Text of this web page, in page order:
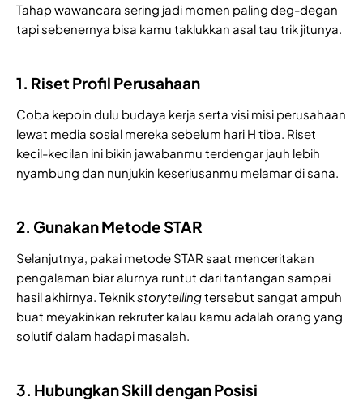
Tahap wawancara sering jadi momen paling deg-degan
tapi sebenernya bisa kamu taklukkan asal tau trik jitunya.
1. Riset Profil Perusahaan
Coba kepoin dulu budaya kerja serta visi misi perusahaan
lewat media sosial mereka sebelum hari H tiba. Riset
kecil-kecilan ini bikin jawabanmu terdengar jauh lebih
nyambung dan nunjukin keseriusanmu melamar di sana.
2. Gunakan Metode STAR
Selanjutnya, pakai metode STAR saat menceritakan
pengalaman biar alurnya runtut dari tantangan sampai
hasil akhirnya. Teknikstorytellingtersebut sangat ampuh
buat meyakinkan rekruter kalau kamu adalah orang yang
solutif dalam hadapi masalah.
3. Hubungkan Skill dengan Posisi